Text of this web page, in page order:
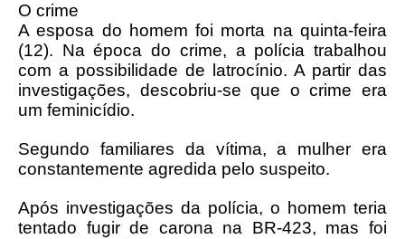
O crime
A esposa do homem foi morta na quinta-feira
(12). Na época do crime, a polícia trabalhou
com a possibilidade de latrocínio. A partir das
investigações, descobriu-se que o crime era
um feminicídio.
Segundo familiares da vítima, a mulher era
constantemente agredida pelo suspeito.
Após investigações da polícia, o homem teria
tentado fugir de carona na BR-423, mas foi